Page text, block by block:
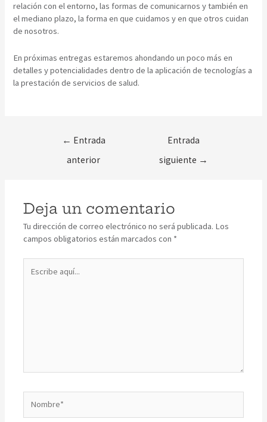
relación con el entorno, las formas de comunicarnos y también en
el mediano plazo, la forma en que cuidamos y en que otros cuidan
de nosotros.
En próximas entregas estaremos ahondando un poco más en
detalles y potencialidades dentro de la aplicación de tecnologías a
la prestación de servicios de salud.
← Entrada
anterior
Entrada
siguiente →
Deja un comentario
Tu dirección de correo electrónico no será publicada. Los
campos obligatorios están marcados con *